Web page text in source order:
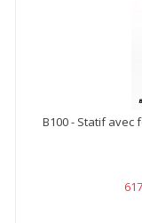
B100 - Statif avec